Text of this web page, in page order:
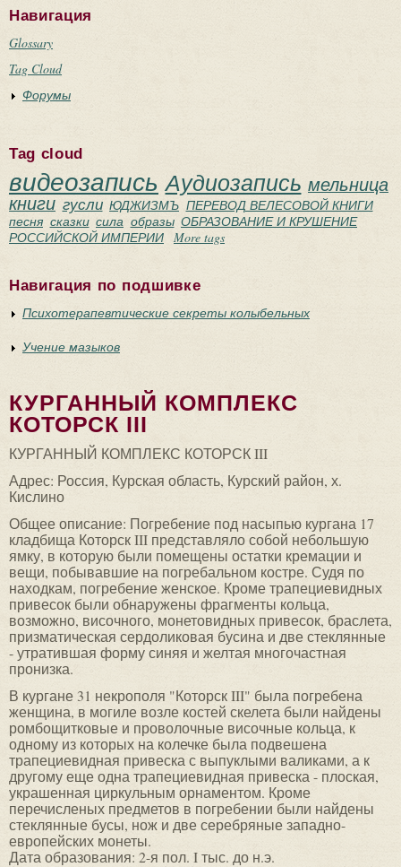
Навигация
Glossary
Tag Cloud
Форумы
Tag cloud
видеозапись Аудиозапись мельница
книги гусли ЮДЖИЗМЪ ПЕРЕВОД ВЕЛЕСОВОЙ КНИГИ
песня сказки сила образы ОБРАЗОВАНИЕ И КРУШЕНИЕ
РОССИЙСКОЙ ИМПЕРИИ More tags
Навигация по подшивке
Психотерапевтические секреты колыбельных
Учение мазыков
КУРГАННЫЙ КОМПЛЕКС
КОТОРСК III
КУРГАННЫЙ КОМПЛЕКС КОТОРСК III
Адрес: Россия, Курская область, Курский район, х.
Кислино
Общее описание: Погребение под насыпью кургана 17
кладбища Которск III представляло собой небольшую
ямку, в которую были помещены остатки кремации и
вещи, побывавшие на погребальном костре. Судя по
находкам, погребение женское. Кроме трапециевидных
привесок были обнаружены фрагменты кольца,
возможно, височного, монетовидных привесок, браслета,
призматическая сердоликовая бусина и две стеклянные
- утратившая форму синяя и желтая многочастная
пронизка.
В кургане 31 некрополя "Которск III" была погребена
женщина, в могиле возле костей скелета были найдены
ромбощитковые и проволочные височные кольца, к
одному из которых на колечке была подвешена
трапециевидная привеска с выпуклыми валиками, а к
другому еще одна трапециевидная привеска - плоская,
украшенная циркульным орнаментом. Кроме
перечисленых предметов в погребении были найдены
стеклянные бусы, нож и две серебряные западно-
европейских монеты.
Дата образования: 2-я пол. I тыс. до н.э.